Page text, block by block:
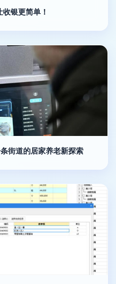
银更简单！
街道的居家养老新探索